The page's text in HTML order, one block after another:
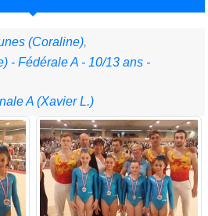
(Coraline)
- Fédérale A - 10/13 ans -
A (Xavier L.)